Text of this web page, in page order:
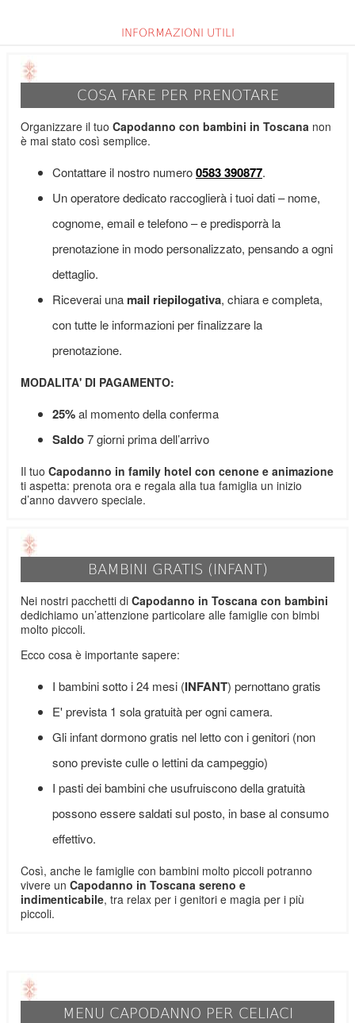
INFORMAZIONI UTILI
COSA FARE PER PRENOTARE
Organizzare il tuo Capodanno con bambini in Toscana non
è mai stato così semplice.
Contattare il nostro numero0583 390877.
Un operatore dedicato raccoglierà i tuoi dati – nome,
cognome, email e telefono – e predisporrà la
prenotazione in modo personalizzato, pensando a ogni
dettaglio.
Riceverai una mail riepilogativa, chiara e completa,
con tutte le informazioni per finalizzare la
prenotazione.
MODALITA' DI PAGAMENTO:
25%al momento della conferma
Saldo7 giorni prima dell’arrivo
Il tuo Capodanno in family hotel con cenone e animazione
ti aspetta: prenota ora e regala alla tua famiglia un inizio
d’anno davvero speciale.
BAMBINI GRATIS (INFANT)
Nei nostri pacchetti di Capodanno in Toscana con bambini
dedichiamo un’attenzione particolare alle famiglie con bimbi
molto piccoli.
Ecco cosa è importante sapere:
I bambini sotto i 24 mesi (INFANT) pernottano gratis
E' prevista 1 sola gratuità per ogni camera.
Gli infant dormono gratis nel letto con i genitori (non
sono previste culle o lettini da campeggio)
I pasti dei bambini che usufruiscono della gratuità
possono essere saldati sul posto, in base al consumo
effettivo.
Così, anche le famiglie con bambini molto piccoli potranno
vivere un Capodanno in Toscana sereno e
indimenticabile, tra relax per i genitori e magia per i più
piccoli.
MENU CAPODANNO PER CELIACI